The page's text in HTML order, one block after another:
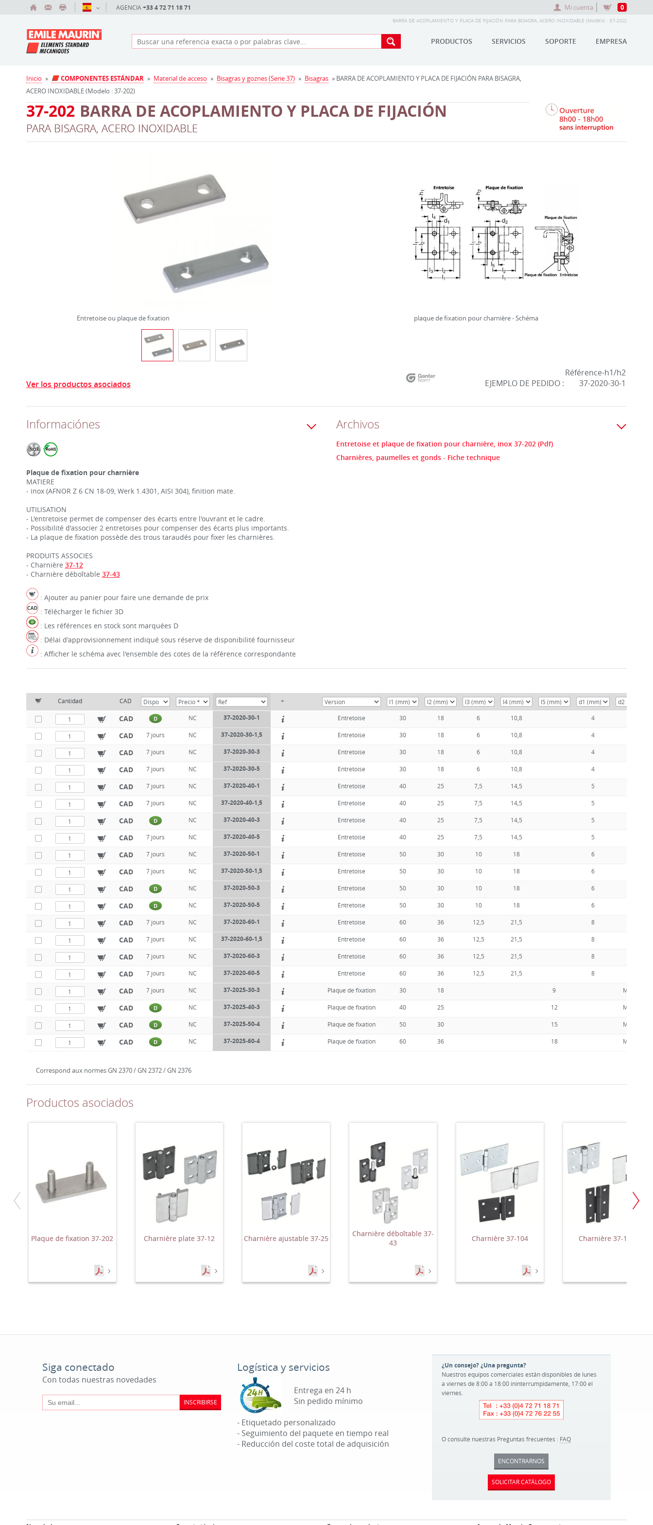
AGENCIA +33 4 72 71 18 71 Mi cuenta 0
BARRA DE ACOPLAMIENTO Y PLACA DE FIJACIÓN PARA BISAGRA, ACERO INOXIDABLE (Modelo : 37-202)
PRODUCTOS SERVICIOS SOPORTE EMPRESA
Inicio » COMPONENTES ESTÁNDAR » Material de acceso » Bisagras y goznes (Serie 37) » Bisagras » BARRA DE ACOPLAMIENTO Y PLACA DE FIJACIÓN PARA BISAGRA,
ACERO INOXIDABLE (Modelo : 37-202)
37-202 BARRA DE ACOPLAMIENTO Y PLACA DE FIJACIÓN
PARA BISAGRA, ACERO INOXIDABLE
Entretoise ou plaque de fixation plaque de fixation pour charnière - Schéma
Ver los productos asociados EJEMPLO DE PEDIDO :
Référence-h1/h2
37-2020-30-1
Informaciónes
Plaque de fixation pour charnière
MATIERE
- inox (AFNOR Z 6 CN 18-09, Werk 1.4301, AISI 304), finition mate.
UTILISATION
- L'entretoise permet de compenser des écarts entre l'ouvrant et le cadre.
- Possibilité d'associer 2 entretoises pour compenser des écarts plus importants.
- La plaque de fixation possède des trous taraudés pour fixer les charnières.
PRODUITS ASSOCIES
- Charnière 37-12
- Charnière déboîtable 37-43
: Ajouter au panier pour faire une demande de prix
: Télécharger le fichier 3D
: Les références en stock sont marquées D
: Délai d'approvisionnement indiqué sous réserve de disponibilité fournisseur
: Afficher le schéma avec l'ensemble des cotes de la référence correspondante
Archivos
Entretoise et plaque de fixation pour charnière, inox 37-202 (Pdf)
Charnières, paumelles et gonds - Fiche technique
Cantidad CAD +
CAD D NC 37-2020-30-1 Entretoise 30 18 6 10,8 4
CAD 7 jours NC 37-2020-30-1,5 Entretoise 30 18 6 10,8 4
CAD 7 jours NC 37-2020-30-3 Entretoise 30 18 6 10,8 4
CAD 7 jours NC 37-2020-30-5 Entretoise 30 18 6 10,8 4
CAD 7 jours NC 37-2020-40-1 Entretoise 40 25 7,5 14,5 5
CAD 7 jours NC 37-2020-40-1,5 Entretoise 40 25 7,5 14,5 5
CAD D NC 37-2020-40-3 Entretoise 40 25 7,5 14,5 5
CAD 7 jours NC 37-2020-40-5 Entretoise 40 25 7,5 14,5 5
CAD 7 jours NC 37-2020-50-1 Entretoise 50 30 10 18 6
CAD 7 jours NC 37-2020-50-1,5 Entretoise 50 30 10 18 6
CAD D NC 37-2020-50-3 Entretoise 50 30 10 18 6
CAD D NC 37-2020-50-5 Entretoise 50 30 10 18 6
CAD 7 jours NC 37-2020-60-1 Entretoise 60 36 12,5 21,5 8
CAD 7 jours NC 37-2020-60-1,5 Entretoise 60 36 12,5 21,5 8
CAD 7 jours NC 37-2020-60-3 Entretoise 60 36 12,5 21,5 8
CAD 7 jours NC 37-2020-60-5 Entretoise 60 36 12,5 21,5 8
CAD 7 jours NC 37-2025-30-3 Plaque de fixation 30 18 9 M4
CAD D NC 37-2025-40-3 Plaque de fixation 40 25 12 M5
CAD D NC 37-2025-50-4 Plaque de fixation 50 30 15 M6
CAD D NC 37-2025-60-4 Plaque de fixation 60 36 18 M8
Correspond aux normes GN 2370 / GN 2372 / GN 2376
Productos asociados
Plaque de fixation 37-202 Charnière plate 37-12 Charnière ajustable 37-25
Charnière déboîtable 37-
43
Charnière 37-104 Charnière 37-106
Siga conectado
Con todas nuestras novedades
INSCRIBIRSE
Logística y servicios
Entrega en 24 h
Sin pedido mínimo
- Etiquetado personalizado
- Seguimiento del paquete en tiempo real
- Reducción del coste total de adquisición
¿Un consejo? ¿Una pregunta?
Nuestros equipos comerciales están disponibles de lunes
a viernes de 8:00 a 18:00 ininterrumpidamente, 17:00 el
viernes.
O consulte nuestras Preguntas frecuentes : FAQ
ENCONTRARNOS
SOLICITAR CATÁLOGO